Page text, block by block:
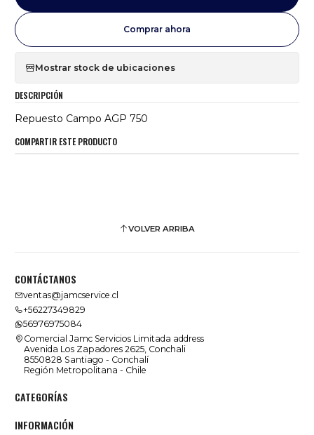
Comprar ahora
Mostrar stock de ubicaciones
DESCRIPCIÓN
Repuesto Campo AGP 750
COMPARTIR ESTE PRODUCTO
VOLVER ARRIBA
CONTÁCTANOS
ventas@jamcservice.cl
+56227349829
56976975084
Comercial Jamc Servicios Limitada address
Avenida Los Zapadores 2625, Conchali
8550828 Santiago - Conchalí
Región Metropolitana - Chile
CATEGORÍAS
INFORMACIÓN